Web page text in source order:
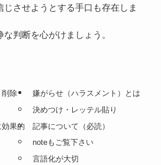
させようとする手口も存在しま
判断を心がけましょう。
除
果的
嫌がらせ（ハラスメント）とは
決めつけ・レッテル貼り
記事について（必読）
noteもご覧下さい
言語化が大切